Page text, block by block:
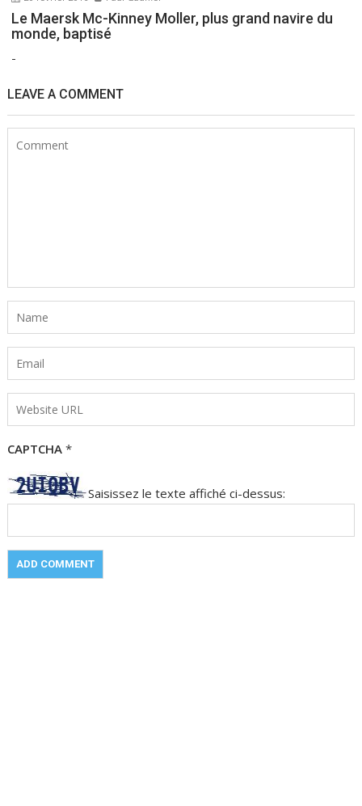
Le Maersk Mc-Kinney Moller, plus grand navire du
monde, baptisé
-
LEAVE A COMMENT
CAPTCHA*
Saisissez le texte affiché ci-dessus: